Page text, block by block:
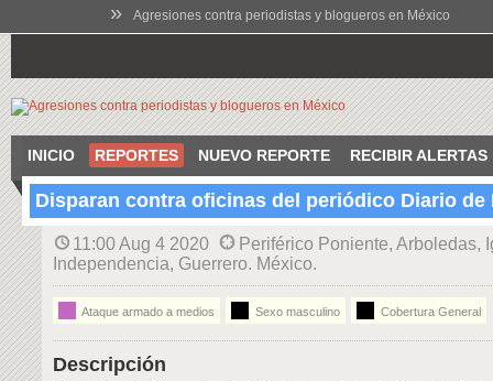
» Agresiones contra periodistas y blogueros en México
INICIO REPORTES NUEVO REPORTE RECIBIR ALERTAS
Disparan contra oficinas del periódico Diario de
11:00 Aug 4 2020
Periférico Poniente, Arboledas,
Independencia, Guerrero. México.
Ataque armado a medios Sexo masculino Cobertura General
Descripción